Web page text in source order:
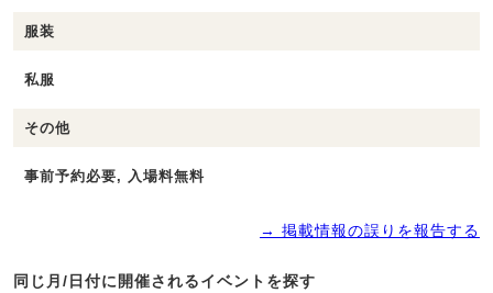
服装
私服
その他
事前予約必要, 入場料無料
→ 掲載情報の誤りを報告する
同じ月/日付に開催されるイベントを探す